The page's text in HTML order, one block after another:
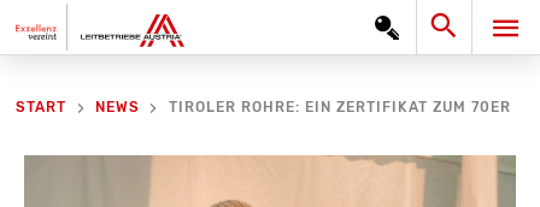
Inhalt
Search
START NEWS TIROLER ROHRE: EIN ZERTIFIKAT ZUM 70ER